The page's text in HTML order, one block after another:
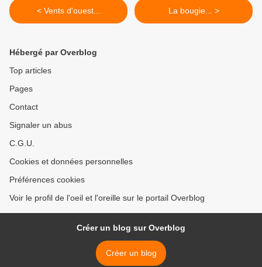
< Vents d'ouest... La bougie... >
Hébergé par Overblog
Top articles
Pages
Contact
Signaler un abus
C.G.U.
Cookies et données personnelles
Préférences cookies
Voir le profil de l'oeil et l'oreille sur le portail Overblog
Créer un blog sur Overblog
Créer un blog